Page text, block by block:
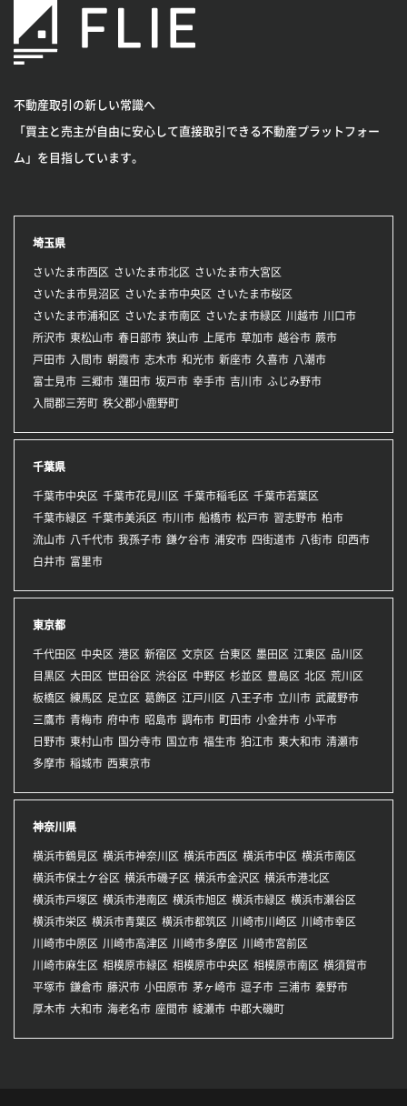
不動産取引の新しい常識へ
「買主と売主が自由に安心して直接取引できる不動産プラットフォー
ム」を目指しています。
埼玉県
さいたま市西区 さいたま市北区
さいたま市大宮区
さいたま市見沼区
さいたま市中央区
さいたま市桜区
さいたま市浦和区
さいたま市南区 さいたま市緑区 川越市 川口市
所沢市 東松山市 春日部市 狭山市 上尾市 草加市 越谷市 蕨市
戸田市 入間市 朝霞市 志木市 和光市 新座市 久喜市 八潮市
富士見市 三郷市 蓮田市 坂戸市 幸手市 吉川市 ふじみ野市
入間郡三芳町 秩父郡小鹿野町
千葉県
千葉市中央区 千葉市花見川区 千葉市稲毛区 千葉市若葉区
千葉市緑区 千葉市美浜区 市川市 船橋市 松戸市 習志野市 柏市
流山市 八千代市 我孫子市 鎌ケ谷市 浦安市 四街道市 八街市 印西市
白井市 富里市
東京都
千代田区 中央区 港区 新宿区 文京区 台東区 墨田区 江東区 品川区
目黒区 大田区 世田谷区 渋谷区 中野区 杉並区 豊島区 北区 荒川区
板橋区 練馬区 足立区 葛飾区 江戸川区 八王子市 立川市 武蔵野市
三鷹市 青梅市 府中市 昭島市 調布市 町田市 小金井市 小平市
日野市 東村山市 国分寺市 国立市 福生市 狛江市 東大和市 清瀬市
多摩市 稲城市 西東京市
神奈川県
横浜市鶴見区 横浜市神奈川区 横浜市西区 横浜市中区 横浜市南区
横浜市保土ケ谷区 横浜市磯子区 横浜市金沢区 横浜市港北区
横浜市戸塚区 横浜市港南区 横浜市旭区 横浜市緑区 横浜市瀬谷区
横浜市栄区 横浜市青葉区 横浜市都筑区 川崎市川崎区 川崎市幸区
川崎市中原区 川崎市高津区 川崎市多摩区 川崎市宮前区
川崎市麻生区 相模原市緑区 相模原市中央区 相模原市南区 横須賀市
平塚市 鎌倉市 藤沢市 小田原市 茅ヶ崎市 逗子市 三浦市 秦野市
厚木市 大和市 海老名市 座間市 綾瀬市 中郡大磯町